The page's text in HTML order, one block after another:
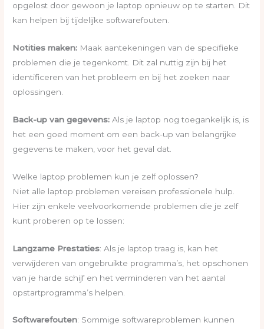
opgelost door gewoon je laptop opnieuw op te starten. Dit
kan helpen bij tijdelijke softwarefouten.
Notities maken: Maak aantekeningen van de specifieke
problemen die je tegenkomt. Dit zal nuttig zijn bij het
identificeren van het probleem en bij het zoeken naar
oplossingen.
Back-up van gegevens: Als je laptop nog toegankelijk is, is
het een goed moment om een back-up van belangrijke
gegevens te maken, voor het geval dat.
Welke laptop problemen kun je zelf oplossen?
Niet alle laptop problemen vereisen professionele hulp.
Hier zijn enkele veelvoorkomende problemen die je zelf
kunt proberen op te lossen:
Langzame Prestaties: Als je laptop traag is, kan het
verwijderen van ongebruikte programma’s, het opschonen
van je harde schijf en het verminderen van het aantal
opstartprogramma’s helpen.
Softwarefouten: Sommige softwareproblemen kunnen